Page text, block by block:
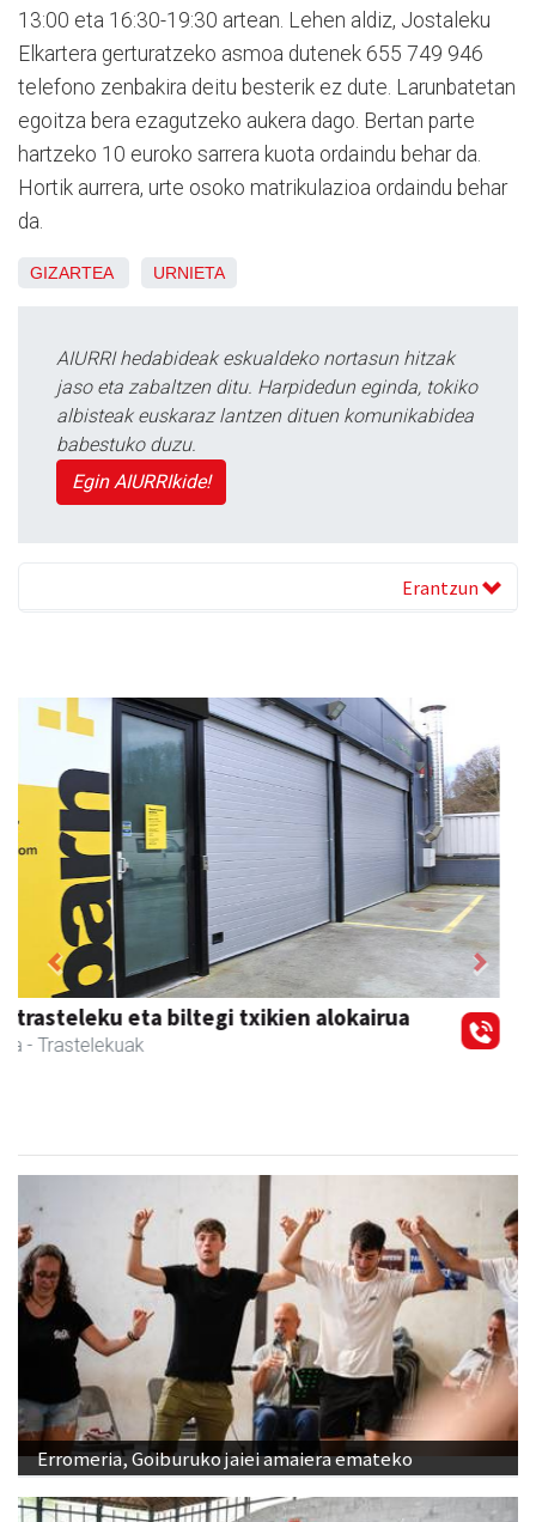
13:00 eta 16:30-19:30 artean. Lehen aldiz, Jostaleku
Elkartera gerturatzeko asmoa dutenek 655 749 946
telefono zenbakira deitu besterik ez dute. Larunbatetan
egoitza bera ezagutzeko aukera dago. Bertan parte
hartzeko 10 euroko sarrera kuota ordaindu behar da.
Hortik aurrera, urte osoko matrikulazioa ordaindu behar
da.
GIZARTEA URNIETA
AIURRI hedabideak eskualdeko nortasun hitzak
jaso eta zabaltzen ditu. Harpidedun eginda, tokiko
albisteak euskaraz lantzen dituen komunikabidea
babestuko duzu.
Egin AIURRIkide!
Erantzun
Magale Ikastetxea
Urnieta - Hezkuntza
Previous Next
Erromeria, Goiburuko jaiei amaiera emateko